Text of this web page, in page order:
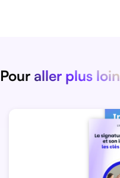
Pour aller plus loin